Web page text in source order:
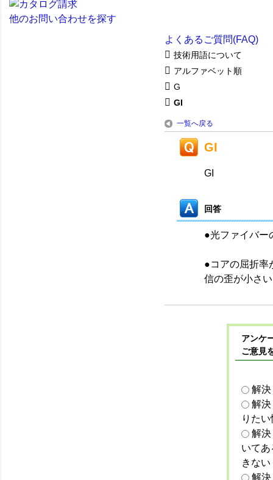
他のお問い合わせを探す
よくあるご質問(FAQ)
技術用語について
アルファベット順
G
GI
一覧へ戻る
GI
GI
回答
●光ファイバー
●コアの屈折率
信の歪が小さ
アンケ
ご意見
解
解
りた
解
いて
きない
解